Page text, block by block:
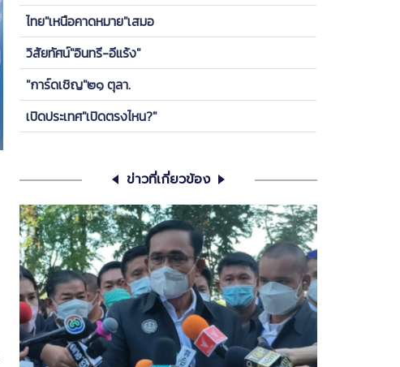
ไทย"เหนือคาดหมาย"เสมอ
วิสัยทัศน์"อินทรี-อีแร้ง"
"การ์ดเชิญ"๒๑ ตุลา.
เปิดประเทศ"เปิดตรงไหน?"
ข่าวที่เกี่ยวข้อง